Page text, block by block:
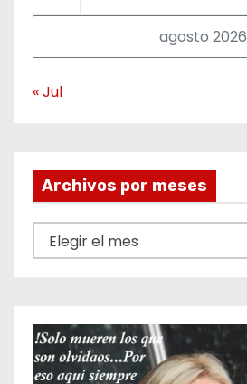
agosto 2026
« Jul
Archivos por meses
r
v